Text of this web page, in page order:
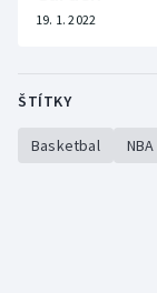
19. 1. 2022
ŠTÍTKY
Basketbal NBA